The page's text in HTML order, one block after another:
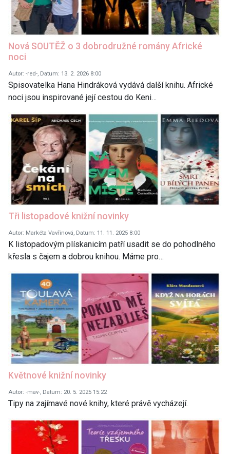
Nová SOUTĚŽ o 3 dobrodružné romány Africké
noci
Autor: -red-, Datum: 13. 2. 2026 8:00
Spisovatelka Hana Hindráková vydává další knihu. Africké
noci jsou inspirované její cestou do Keni…
Tři listopadové knižní novinky
Autor: Markéta Vavřinová, Datum: 11. 11. 2025 8:00
K listopadovým plískanicím patří usadit se do pohodlného
křesla s čajem a dobrou knihou. Máme pro…
Květnové knižní novinky
Autor: -mav-, Datum: 20. 5. 2025 15:22
Tipy na zajímavé nové knihy, které právě vycházejí.